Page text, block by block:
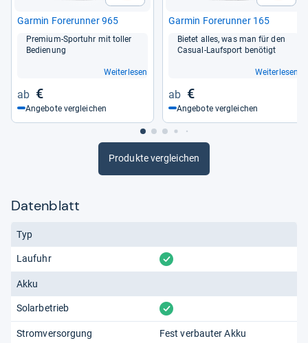
Gar­min Fore­run­ner 965
Pre­mium-​Sport­uhr mit tol­ler
Bedie­nung
Weiterlesen
€
Angebote vergleichen
Gar­min Fore­run­ner 165
Bie­tet alles, was man für den
Casual-​Lauf­sport benö­tigt
Weiterlesen
€
Angebote vergleichen
Produkte vergleichen
Datenblatt
Typ
Laufuhr vorhanden
Akku
Solarbetrieb vorhanden
Stromversorgung Fest verbauter Akku